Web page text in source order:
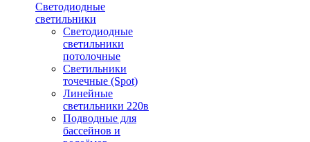
Светодиодные
светильники
Светодиодные
светильники
потолочные
Светильники
точечные (Spot)
Линейные
светильники 220в
Подводные для
бассейнов и